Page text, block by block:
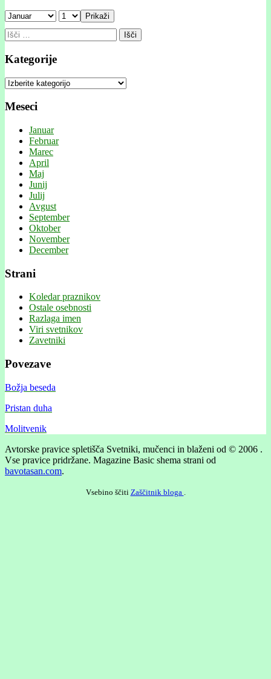
Prikaži
Išči:
Kategorije
Kategorije
Meseci
Januar
Februar
Marec
April
Maj
Junij
Julij
Avgust
September
Oktober
November
December
Strani
Koledar praznikov
Ostale osebnosti
Razlaga imen
Viri svetnikov
Zavetniki
Povezave
Božja beseda
Pristan duha
Molitvenik
Avtorske pravice spletišča Svetniki, mučenci in blaženi od © 2006 .
Vse pravice pridržane. Magazine Basic shema strani od
bavotasan.com.
Vsebino ščiti Zaščitnik bloga